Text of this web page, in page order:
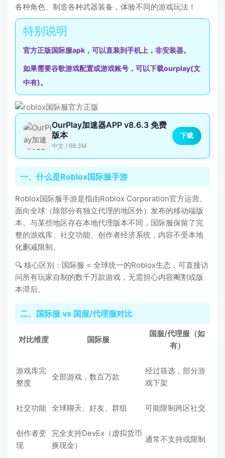
各种角色、制造各种武器装备，体验不同的游戏玩法！
官方正版国际服apk，可以直装到手机上，非安装器。
如果需要谷歌游戏配置或游戏账号，可以下载ourplay(文
中有)。
OurPlay加速器APP v8.6.3 免费
版本
中文 / 68.3M
下载
一、什么是Roblox国际服手游
Roblox国际服手游是指由Roblox Corporation官方运营、
面向全球（除部分有独立代理的地区外）发布的移动端版
本。与某些地区存在本地代理版本不同，国际服保留了完
整的游戏库、社交功能、创作者经济系统，内容不受本地
化删减限制。
🔍 核心区别：国际服 = 全球统一的Roblox生态，可直接访
问所有玩家自制的数千万款游戏，无需担心内容阉割或版
本滞后。
二、国际服 vs 国服/代理服对比
对比维度 国际服
国服/代理服（如
有）
游戏库完
整度
全部游戏，数百万款
经过筛选，部分游
戏下架
社交功能 全球聊天、好友、群组 可能限制跨区社交
创作者变
现
完全支持DevEx（虚拟货币
换现金）
通常不支持或限制